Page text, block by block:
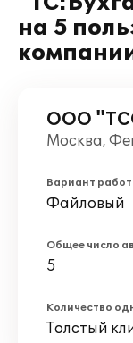
на 5
ООО
Москва,
Вариант
Файловый
Общее число
5
Количество
Толстый